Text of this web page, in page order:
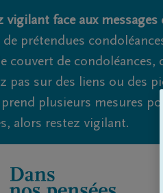
vigilant face aux
prétendues
couvert de
pas sur des liens ou des
prend plusieurs mesures
alors restez vigilant.